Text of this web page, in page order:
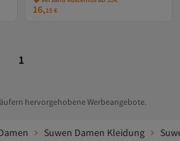
16,15€
1
hervorgehobene Werbeangebote.
Suwen Damen Kleidung